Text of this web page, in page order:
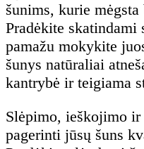
šunims, kurie
Pradėkite
pamažu mokykite
šunys natūraliai
kantrybė ir teigiama
Slėpimo, ieškojimo
pagerinti jūsų šuns